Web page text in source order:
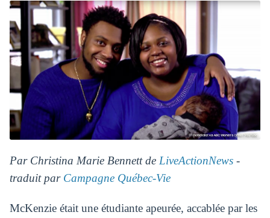
Par Christina Marie Bennett de LiveActionNews-
traduit par Campagne Québec-Vie
McKenzie était une étudiante apeurée, accablée par les